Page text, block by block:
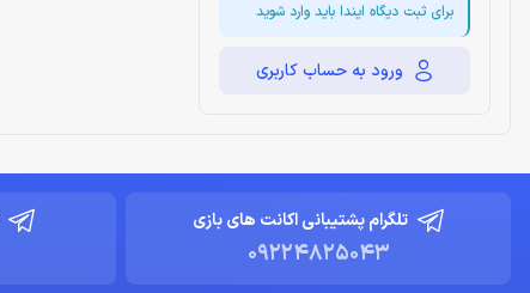
برای ثبت دیگاه ایندا باید وارد شوید
ورود به حساب کاربری
تلگرام پشتیبانی اکانت های بازی
09224825043